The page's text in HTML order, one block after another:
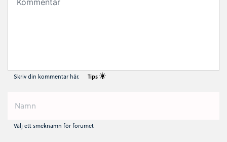
Skriv din kommentar här. Tips
Välj ett smeknamn för forumet